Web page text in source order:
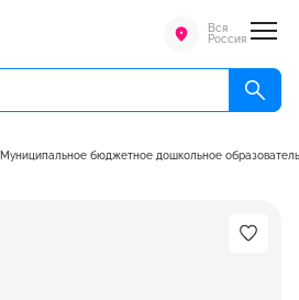
Вся
Россия
Муниципальное бюджетное дошкольное